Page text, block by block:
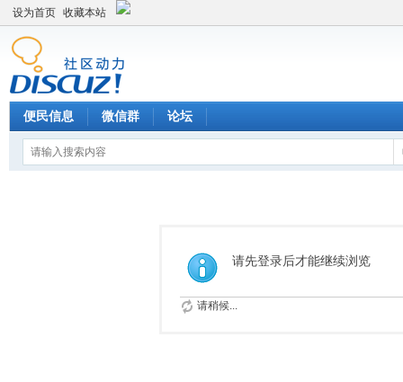
设为首页 收藏本站
便民信息 微信群 论坛
请先登录后才能继续浏览
请稍候...